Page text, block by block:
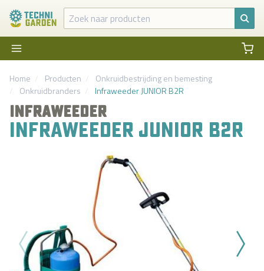
Home Producten
Onkruidbestrijding en bemesting
Onkruidbranders
Infraweeder JUNIOR B2R
INFRAWEEDER
INFRAWEEDER JUNIOR B2R